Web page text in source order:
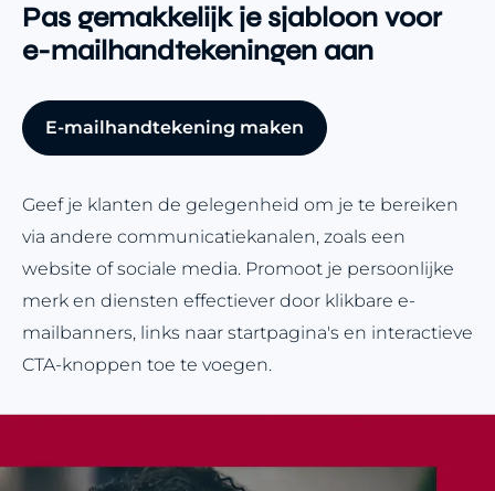
Pas gemakkelijk je sjabloon voor
e-mailhandtekeningen aan
E-mailhandtekening maken
Geef je klanten de gelegenheid om je te bereiken
via andere communicatiekanalen, zoals een
website of sociale media. Promoot je persoonlijke
merk en diensten effectiever door klikbare e-
mailbanners, links naar startpagina's en interactieve
CTA-knoppen toe te voegen.